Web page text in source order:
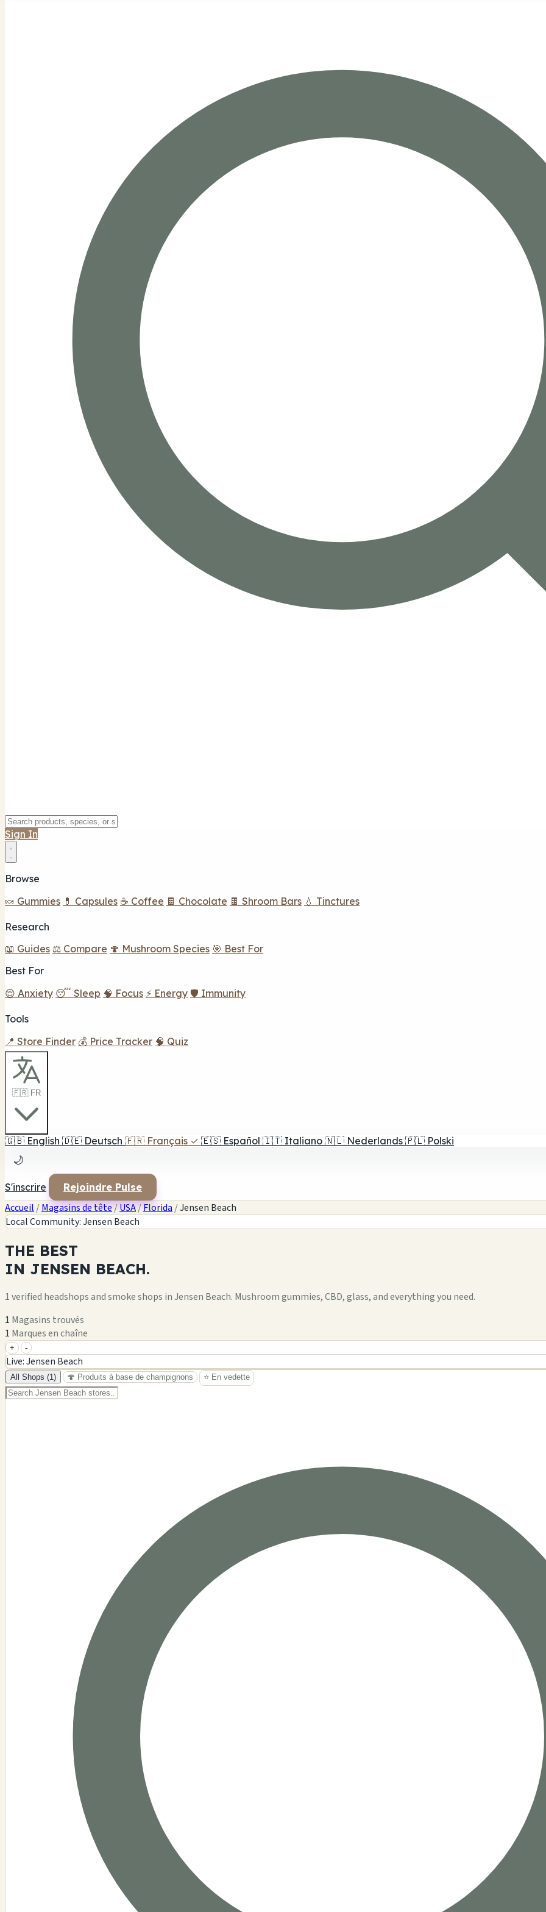
Sign In
Browse
🍬 Gummies 💊 Capsules ☕ Coffee 🍫 Chocolate 🍫 Shroom Bars 💧 Tinctures
Research
📖 Guides ⚖️ Compare 🍄 Mushroom Species 🎯 Best For
Best For
😌 Anxiety 😴 Sleep 🧠 Focus ⚡ Energy 🛡️ Immunity
Tools
📍 Store Finder 💰 Price Tracker 🧠 Quiz
🇫🇷 FR
🇬🇧 English 🇩🇪 Deutsch 🇫🇷 Français ✓ 🇪🇸 Español 🇮🇹 Italiano 🇳🇱 Nederlands 🇵🇱 Polski
🌙
S'inscrire Rejoindre Pulse
Accueil /Magasins de tête/USA/Florida /Jensen Beach
Local Community: Jensen Beach
THE BEST
IN JENSEN BEACH.
1 verified headshops and smoke shops in Jensen Beach. Mushroom gummies, CBD, glass, and everything you need.
1 Magasins trouvés
1 Marques en chaîne
+
−
+ -
Live: Jensen Beach
All Shops (1) 🍄 Produits à base de champignons ⭐ En vedette